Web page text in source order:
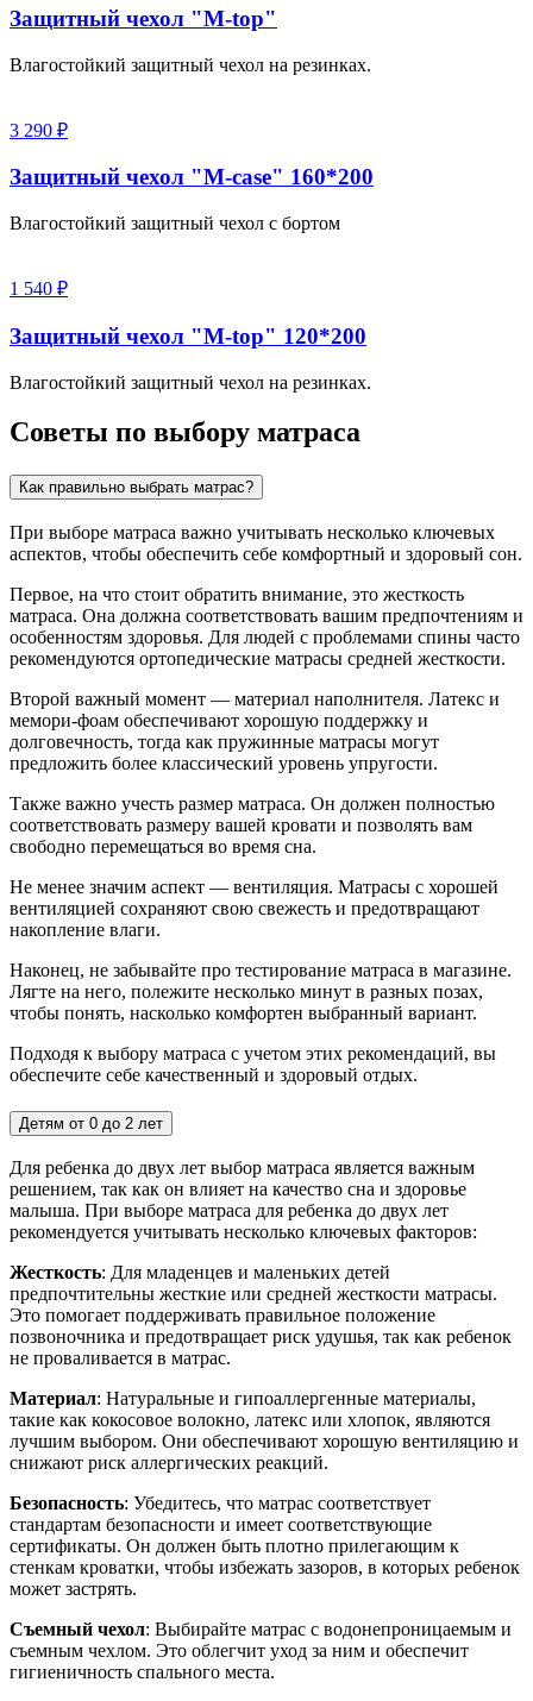
Защитный чехол "M-top"
Влагостойкий защитный чехол на резинках.
3 290 ₽
Защитный чехол "M-case" 160*200
Влагостойкий защитный чехол с бортом
1 540 ₽
Защитный чехол "M-top" 120*200
Влагостойкий защитный чехол на резинках.
Советы по выбору матраса
Как правильно выбрать матрас?
При выборе матраса важно учитывать несколько ключевых
аспектов, чтобы обеспечить себе комфортный и здоровый сон.
Первое, на что стоит обратить внимание, это жесткость
матраса. Она должна соответствовать вашим предпочтениям и
особенностям здоровья. Для людей с проблемами спины часто
рекомендуются ортопедические матрасы средней жесткости.
Второй важный момент — материал наполнителя. Латекс и
мемори-фоам обеспечивают хорошую поддержку и
долговечность, тогда как пружинные матрасы могут
предложить более классический уровень упругости.
Также важно учесть размер матраса. Он должен полностью
соответствовать размеру вашей кровати и позволять вам
свободно перемещаться во время сна.
Не менее значим аспект — вентиляция. Матрасы с хорошей
вентиляцией сохраняют свою свежесть и предотвращают
накопление влаги.
Наконец, не забывайте про тестирование матраса в магазине.
Лягте на него, полежите несколько минут в разных позах,
чтобы понять, насколько комфортен выбранный вариант.
Подходя к выбору матраса с учетом этих рекомендаций, вы
обеспечите себе качественный и здоровый отдых.
Детям от 0 до 2 лет
Для ребенка до двух лет выбор матраса является важным
решением, так как он влияет на качество сна и здоровье
малыша. При выборе матраса для ребенка до двух лет
рекомендуется учитывать несколько ключевых факторов:
Жесткость: Для младенцев и маленьких детей
предпочтительны жесткие или средней жесткости матрасы.
Это помогает поддерживать правильное положение
позвоночника и предотвращает риск удушья, так как ребенок
не проваливается в матрас.
Материал: Натуральные и гипоаллергенные материалы,
такие как кокосовое волокно, латекс или хлопок, являются
лучшим выбором. Они обеспечивают хорошую вентиляцию и
снижают риск аллергических реакций.
Безопасность: Убедитесь, что матрас соответствует
стандартам безопасности и имеет соответствующие
сертификаты. Он должен быть плотно прилегающим к
стенкам кроватки, чтобы избежать зазоров, в которых ребенок
может застрять.
Съемный чехол: Выбирайте матрас с водонепроницаемым и
съемным чехлом. Это облегчит уход за ним и обеспечит
гигиеничность спального места.